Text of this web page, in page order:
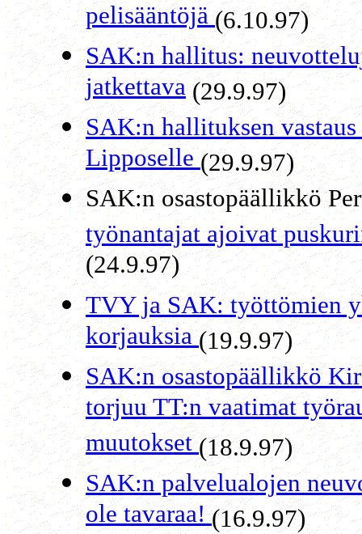
pelisääntöjä(6.10.97)
SAK:n hallitus:
jatkettava(29.9.97)
SAK:n hallituksen
Lipposelle(29.9.97)
SAK:n osastopäällikkö
työnantajat ajoivat
(24.9.97)
TVY ja SAK: työttömien
korjauksia(19.9.97)
SAK:n osastopäällikkö
torjuu TT:n vaatimat
muutokset(18.9.97)
SAK:n palvelualojen
ole tavaraa!(16.9.97)